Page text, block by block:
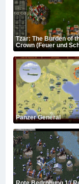
Tzar: The Burden of
Crown (Feuer und
Panzer General